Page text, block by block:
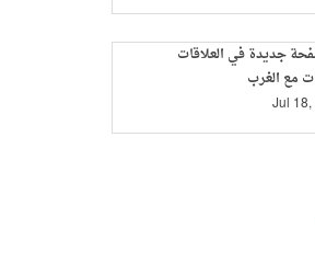
جديدة في العلاقات
مع الغرب
Jul